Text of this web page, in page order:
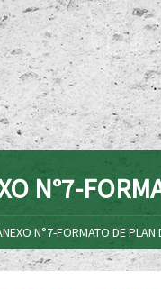
N°7-
N°7-FORMATO DE PLAN